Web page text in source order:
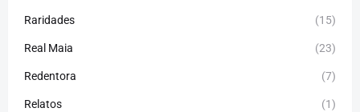
Raridades (15)
Real Maia (23)
Redentora (7)
Relatos (1)